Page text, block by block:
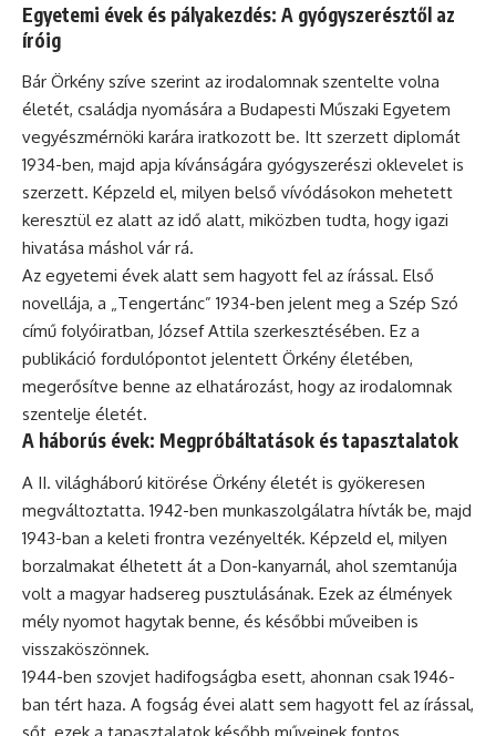
Egyetemi évek és pályakezdés: A gyógyszerésztől az
íróig
Bár Örkény szíve szerint az irodalomnak szentelte volna
életét, családja nyomására a Budapesti Műszaki Egyetem
vegyészmérnöki karára iratkozott be. Itt szerzett diplomát
1934-ben, majd apja kívánságára gyógyszerészi oklevelet is
szerzett. Képzeld el, milyen belső vívódásokon mehetett
keresztül ez alatt az idő alatt, miközben tudta, hogy igazi
hivatása máshol vár rá.
Az egyetemi évek alatt sem hagyott fel az írással. Első
novellája, a „Tengertánc” 1934-ben jelent meg a Szép Szó
című folyóiratban, József Attila szerkesztésében. Ez a
publikáció fordulópontot jelentett Örkény életében,
megerősítve benne az elhatározást, hogy az irodalomnak
szentelje életét.
A háborús évek: Megpróbáltatások és tapasztalatok
A II. világháború kitörése Örkény életét is gyökeresen
megváltoztatta. 1942-ben munkaszolgálatra hívták be, majd
1943-ban a keleti frontra vezényelték. Képzeld el, milyen
borzalmakat élhetett át a Don-kanyarnál, ahol szemtanúja
volt a magyar hadsereg pusztulásának. Ezek az élmények
mély nyomot hagytak benne, és későbbi műveiben is
visszaköszönnek.
1944-ben szovjet hadifogságba esett, ahonnan csak 1946-
ban tért haza. A fogság évei alatt sem hagyott fel az írással,